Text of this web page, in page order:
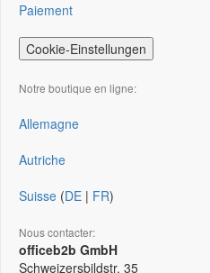
Paiement
Cookie-Einstellungen
Notre boutique en ligne:
Allemagne
Autriche
Suisse (DE | FR)
Nous contacter:
officeb2b GmbH
Schweizersbildstr. 35